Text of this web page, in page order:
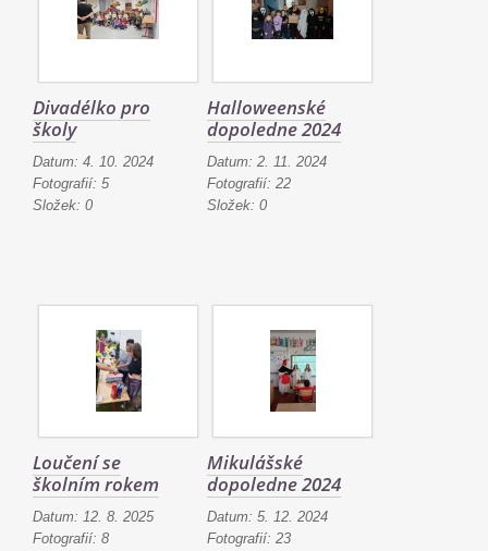
Divadélko pro
školy
Datum: 4. 10. 2024
Fotografií: 5
Složek: 0
Halloweenské
dopoledne 2024
Datum: 2. 11. 2024
Fotografií: 22
Složek: 0
Loučení se
školním rokem
Datum: 12. 8. 2025
Fotografií: 8
Mikulášské
dopoledne 2024
Datum: 5. 12. 2024
Fotografií: 23